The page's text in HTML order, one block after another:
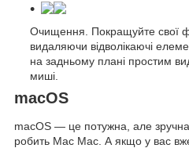
Очищення. Покращуйте свої
видаляючи відволікаючі
на задньому плані простим
миші.
macOS
macOS — це потужна, але
робить Mac Mac. А якщо у вас